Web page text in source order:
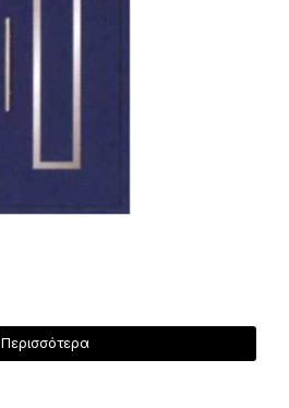
Περισσότερα